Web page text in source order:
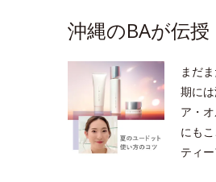
沖縄のBAが伝
まだ
期に
ア・
にも
ティ